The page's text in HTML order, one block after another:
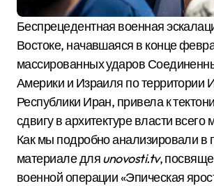
Беспрецедентная военная эскалация на Ближнем
Востоке, начавшаяся в конце
массированных ударов
Америки и Израиля по территории
Республики Иран, привела к
сдвигу в архитектуре власти всего
Как мы подробно анализировали
материале дляunovosti.tv,
военной операции «Эпическая